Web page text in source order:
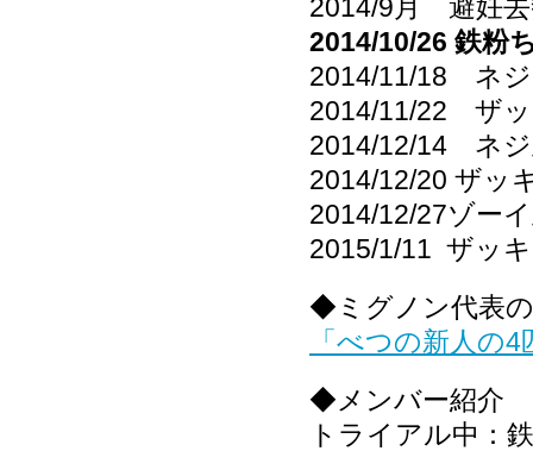
2014/9月 避妊去
2014/10/26 鉄粉
2014/11/18 ネ
2014/11/22 ザ
2014/12/14 ネジ
2014/12/20 ザッ
2014/12/27ゾー
2015/1/11 ザッ
◆ミグノン代表
「べつの新人の4
◆メンバー紹介
トライアル中：